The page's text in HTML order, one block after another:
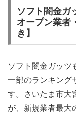
ソフト闇金ガ
オープン業者
き】
ソフト闇金ガッツ
一部のランキング
す。さいたま市大
が、新規業者最大